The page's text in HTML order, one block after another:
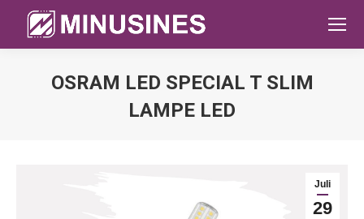
OSRAM LED SPECIAL T SLIM
LAMPE LED
Juli
29